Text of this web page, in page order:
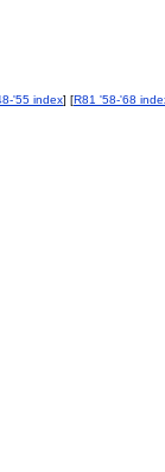
'55 index] [R81 '58-'68